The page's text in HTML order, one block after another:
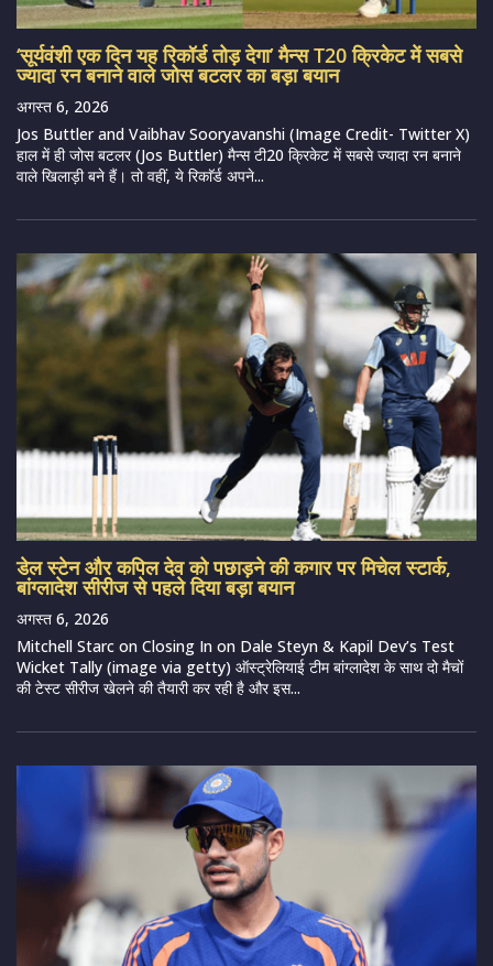
‘सूर्यवंशी एक दिन यह रिकॉर्ड तोड़ देगा’ मैन्स T20 क्रिकेट में सबसे
ज्यादा रन बनाने वाले जोस बटलर का बड़ा बयान
अगस्त 6, 2026
Jos Buttler and Vaibhav Sooryavanshi (Image Credit- Twitter X)
हाल में ही जोस बटलर (Jos Buttler) मैन्स टी20 क्रिकेट में सबसे ज्यादा रन बनाने
वाले खिलाड़ी बने हैं। तो वहीं, ये रिकाॅर्ड अपने...
डेल स्टेन और कपिल देव को पछाड़ने की कगार पर मिचेल स्टार्क,
बांग्लादेश सीरीज से पहले दिया बड़ा बयान
अगस्त 6, 2026
Mitchell Starc on Closing In on Dale Steyn & Kapil Dev’s Test
Wicket Tally (image via getty) ऑस्ट्रेलियाई टीम बांग्लादेश के साथ दो मैचों
की टेस्ट सीरीज खेलने की तैयारी कर रही है और इस...